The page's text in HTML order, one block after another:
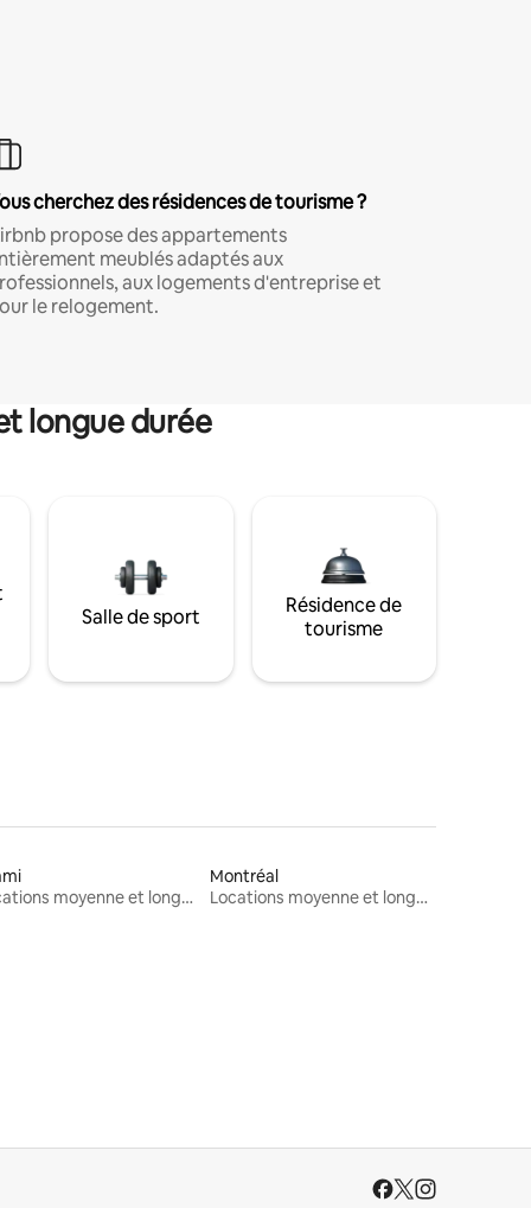
cherchez des résidences de tourisme ?
propose des appartements
meublés adaptés aux
aux logements d'entreprise et
le relogement.
longue durée
Salle de sport
Résidence de
tourisme
Locations moyenne et longue durée
Montréal
Locations moyenne et longue durée